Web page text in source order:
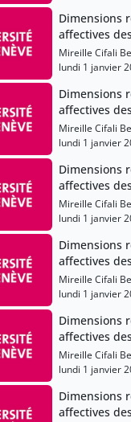
Dimensions
affectives
Mireille Cifali
lundi 1 janvier
Dimensions
affectives
Mireille Cifali
lundi 1 janvier
Dimensions
affectives
Mireille Cifali
lundi 1 janvier
Dimensions
affectives
Mireille Cifali
lundi 1 janvier
Dimensions
affectives
Mireille Cifali
lundi 1 janvier
Dimensions
affectives